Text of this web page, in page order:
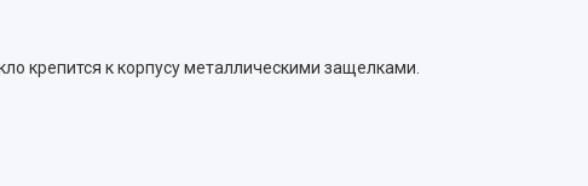
крепится к корпусу металлическими защелками.